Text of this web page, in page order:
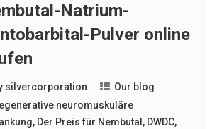
Natrium-
Pulver online
silvercorporation
Our blog
neuromuskuläre
, Der Preis für Nembutal , DWDC,